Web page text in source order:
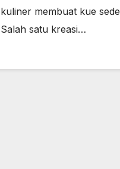
kuliner membuat kue
Salah satu kreasi…